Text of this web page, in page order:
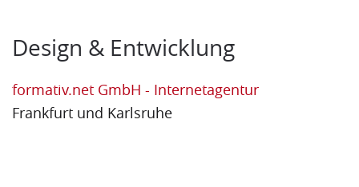
Design & Entwicklung
formativ.net GmbH - Internetagentur
Frankfurt und Karlsruhe